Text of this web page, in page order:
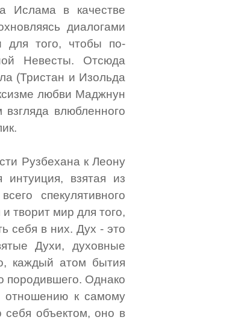
Ислама в качестве
диалогами
для того, чтобы по-
Невесты. Отсюда
(Тристан и Изольда
любви Маджнун
влюбленного
Рузбехана к Леону
взятая из
спекулятивного
творит мир для того,
себя в них. Дух - это
Духи, духовные
каждый атом бытия
породившего. Однако
отношению к самому
себя объектом, оно в